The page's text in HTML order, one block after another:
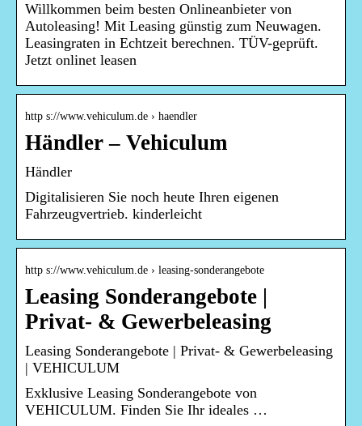
Willkommen beim besten Onlineanbieter von
Autoleasing! Mit Leasing günstig zum Neuwagen.
Leasingraten in Echtzeit berechnen. TÜV-geprüft.
Jetzt onlinet leasen
http s://www.vehiculum.de › haendler
Händler – Vehiculum
Händler
Digitalisieren Sie noch heute Ihren eigenen
Fahrzeugvertrieb. kinderleicht
http s://www.vehiculum.de › leasing-sonderangebote
Leasing Sonderangebote |
Privat- & Gewerbeleasing
Leasing Sonderangebote | Privat- & Gewerbeleasing
| VEHICULUM
Exklusive Leasing Sonderangebote von
VEHICULUM. Finden Sie Ihr ideales …